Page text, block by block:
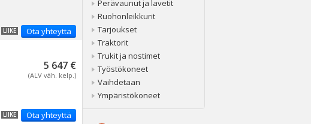
Ota yhteyttä
LIIKE
5 647 €
(ALV väh. kelp.)
Ota yhteyttä
LIIKE
Perävaunut ja lavetit
Ruohonleikkurit
Tarjoukset
Traktorit
Trukit ja nostimet
Työstökoneet
Vaihdetaan
Ympäristökoneet